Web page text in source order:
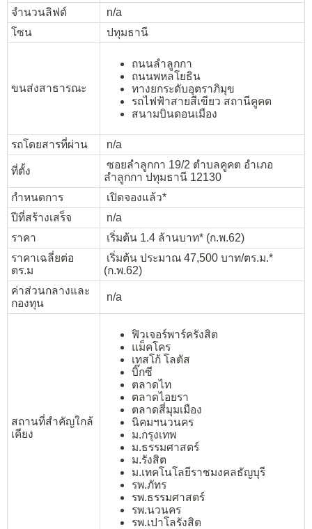
จำนวนลิฟต์
n/a
โซน
ปทุมธานี
ขนส่งสาธารณะ
ถนนลำลูกกา
ถนนพหลโยธิน
ทางยกระดับอุตราภิมุข
รถไฟฟ้าสายสีเขียว สถานีคูคต
สนามบินดอนเมือง
รถโดยสารที่ผ่าน n/a
ที่ตั้ง
ซอยลำลูกกา 19/2 ตำบลคูคต อำเภอ
ลำลูกกา ปทุมธานี 12130
กำหนดการ
เปิดจองแล้ว*
ปีที่สร้างเสร็จ
n/a
ราคา
เริ่มต้น 1.4 ล้านบาท* (ก.พ.62)
ราคาเฉลี่ยต่อ
ตร.ม
เริ่มต้น ประมาณ 47,500 บาท/ตร.ม.*
(ก.พ.62)
ค่าส่วนกลางและ
กองทุน
n/a
สถานที่สำคัญใกล้
เคียง
ฟิวเจอร์พาร์ครังสิต
แม็คโคร
เทสโก้ โลตัส
บิ๊กซี
ตลาดไท
ตลาดไอยรา
ตลาดสี่มุมเมือง
นิคมฯนวนคร
ม.กรุงเทพ
ม.ธรรมศาสตร์
ม.รังสิต
ม.เทคโนโลยีราชมงคลธัญบุรี
รพ.ภัทร
รพ.ธรรมศาสตร์
รพ.นวนคร
รพ.เปาโลรังสิต